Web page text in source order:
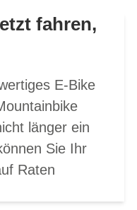
fahren,
E-Bike
länger ein
Sie Ihr
Raten